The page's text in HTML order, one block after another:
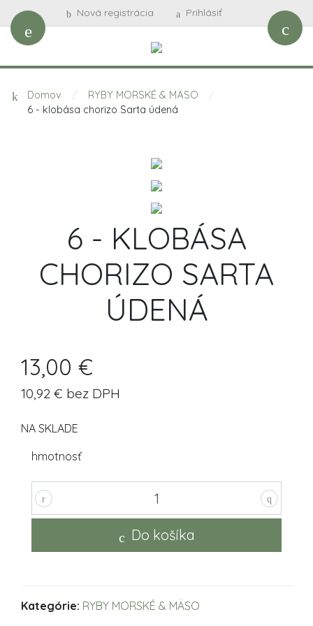
Nová registrácia Prihlásiť
Domov / RYBY MORSKÉ & MÄSO
/
6 - klobása chorizo Sarta údená
6 - KLOBÁSA
CHORIZO SARTA
ÚDENÁ
13,00 €
10,92 € bez DPH
NA SKLADE
hmotnosť
Do košíka
Kategórie: RYBY MORSKÉ & MÄSO